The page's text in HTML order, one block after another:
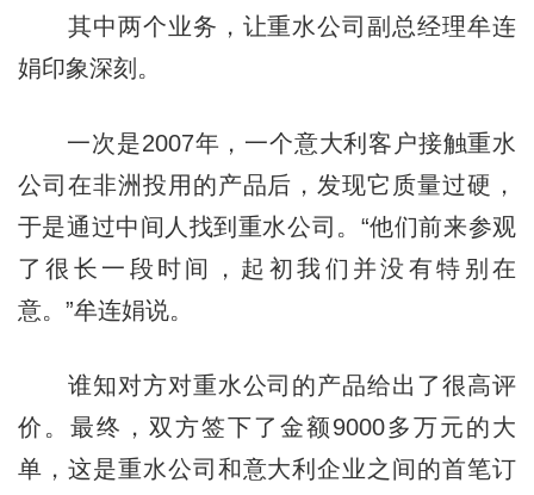
其中两个业务，让重水公司副总经理牟连
娟印象深刻。
一次是2007年，一个意大利客户接触重水
公司在非洲投用的产品后，发现它质量过硬，
于是通过中间人找到重水公司。“他们前来参观
了很长一段时间，起初我们并没有特别在
意。”牟连娟说。
谁知对方对重水公司的产品给出了很高评
价。最终，双方签下了金额9000多万元的大
单，这是重水公司和意大利企业之间的首笔订